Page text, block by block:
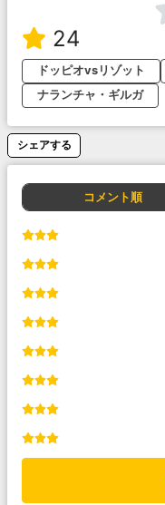
24
ドッピオvsリゾット
ナランチャ・ギルガ
シェアする
コメント順